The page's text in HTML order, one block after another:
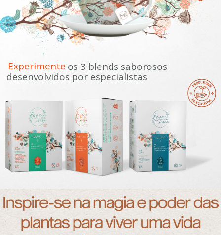
Experimente
desenvolvidos por especialistas
os 3 blends saborosos